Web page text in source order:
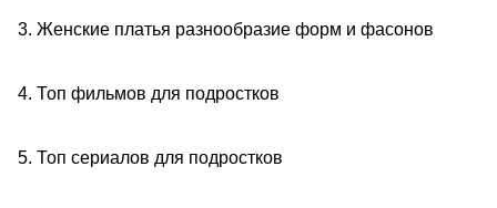
3. Женские платья разнообразие форм и фасонов
4. Топ фильмов для подростков
5. Топ сериалов для подростков